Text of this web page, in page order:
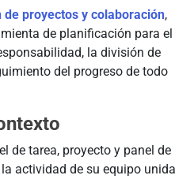
proyectos y colaboración,
de planificación para el
la división de
del progreso de todo
de tarea, proyecto y panel de
actividad de su equipo unida